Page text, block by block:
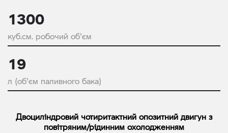
1300
куб.см. робочий об'єм
19
л (об'єм паливного бака)
Двоциліндровий чотиритактний опозитний двигун з
повітряним/рідинним охолодженням